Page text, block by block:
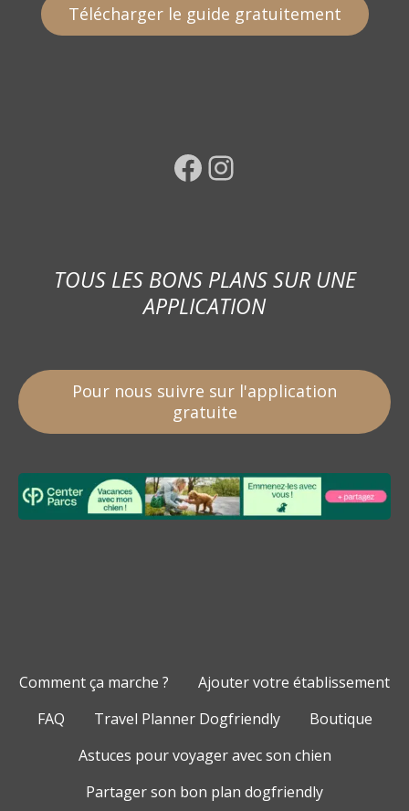
Télécharger le guide gratuitement
Facebook Instagram
TOUS LES BONS PLANS SUR UNE
APPLICATION
Pour nous suivre sur l'application
gratuite
Comment ça marche ?
Ajouter votre établissement
FAQ
Travel Planner Dogfriendly
Boutique
Astuces pour voyager avec son chien
Partager son bon plan dogfriendly